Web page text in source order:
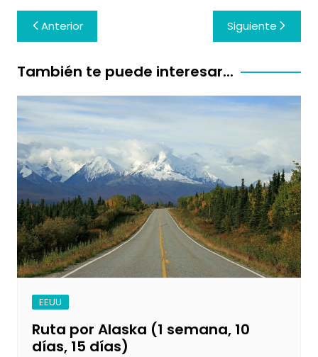
Navegación
de
entradas
Anterior Siguiente
También te puede interesar...
EEUU
Ruta por Alaska (1 semana, 10
días, 15 días)